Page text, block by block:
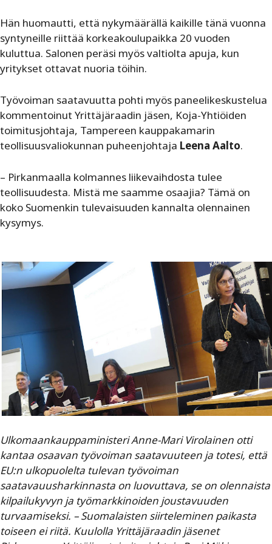
Hän huomautti, että nykymäärällä kaikille tänä vuonna
syntyneille riittää korkeakoulupaikka 20 vuoden
kuluttua. Salonen peräsi myös valtiolta apuja, kun
yritykset ottavat nuoria töihin.
Työvoiman saatavuutta pohti myös paneelikeskustelua
kommentoinut Yrittäjäraadin jäsen, Koja-Yhtiöiden
toimitusjohtaja, Tampereen kauppakamarin
teollisuusvaliokunnan puheenjohtaja Leena Aalto.
– Pirkanmaalla kolmannes liikevaihdosta tulee
teollisuudesta. Mistä me saamme osaajia? Tämä on
koko Suomenkin tulevaisuuden kannalta olennainen
kysymys.
Ulkomaankauppaministeri Anne-Mari Virolainen otti
kantaa osaavan työvoiman saatavuuteen ja totesi, että
EU:n ulkopuolelta tulevan työvoiman
saatavauusharkinnasta on luovuttava, se on olennaista
kilpailukyvyn ja työmarkkinoiden joustavuuden
turvaamiseksi. – Suomalaisten siirteleminen paikasta
toiseen ei riitä. Kuulolla Yrittäjäraadin jäsenet